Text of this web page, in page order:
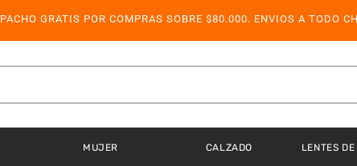
GRATIS POR COMPRAS SOBRE $80.000. ENVIOS A TODO
MUJER CALZADO LENTES